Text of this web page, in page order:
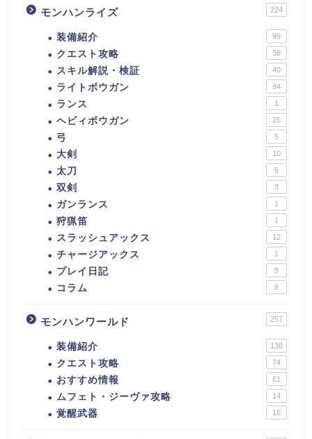
モンハンライズ 224
装備紹介 99
クエスト攻略 38
スキル解説・検証 40
ライトボウガン 84
ランス 1
ヘビィボウガン 25
弓 5
大剣 10
太刀 5
双剣 3
ガンランス 1
狩猟笛 1
スラッシュアックス 12
チャージアックス 1
プレイ日記 9
コラム 8
モンハンワールド 257
装備紹介 138
クエスト攻略 74
おすすめ情報 61
ムフェト・ジーヴァ攻略 14
覚醒武器 16